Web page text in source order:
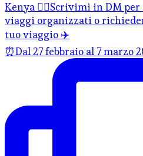
⏰Dal 27 febbraio al 7 marzo